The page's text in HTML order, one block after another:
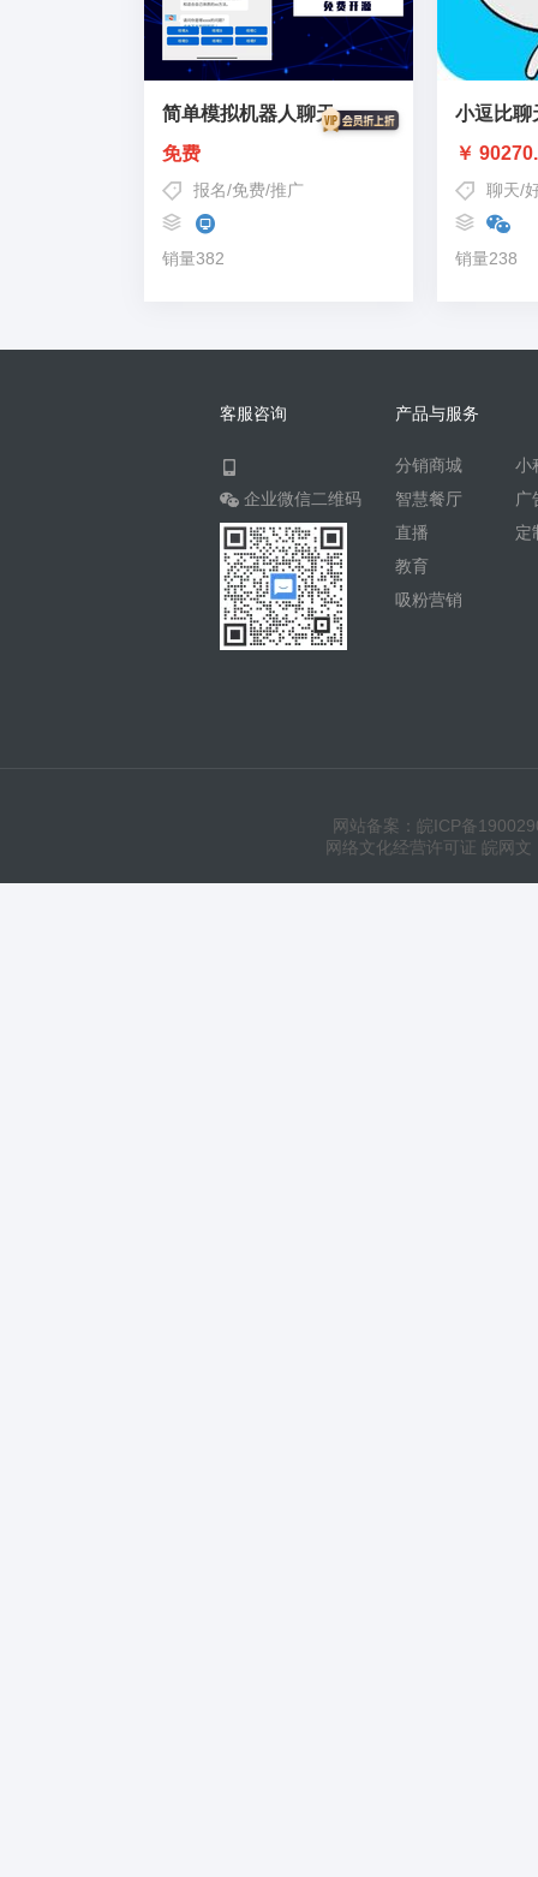
简单模拟机器人聊天
免费
报名/免费/推广
销量382
小逗比聊
￥
聊天/
销量238
客服咨询
企业微信二维码
产品与服务
分销商城
智慧餐厅
直播
教育
吸粉营销
小
广
定
网站备案：皖ICP备
网络文化经营许可证 皖网